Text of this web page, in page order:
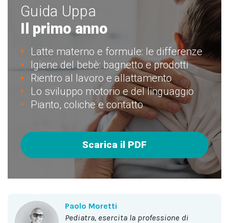
Guida Uppa
Il primo anno
Latte materno e formule: le differenze
Igiene del bebè: bagnetto e prodotti
Rientro al lavoro e allattamento
Lo sviluppo motorio e del linguaggio
Pianto, coliche e contatto
Scarica il PDF
Paolo Moretti
pediatra, esercita la professione di